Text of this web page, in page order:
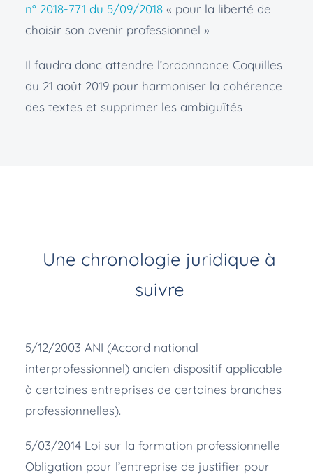
n° 2018-771 du 5/09/2018« pour la liberté de
choisir son avenir professionnel »
Il faudra donc attendre l’ordonnance Coquilles
du 21 août 2019 pour harmoniser la cohérence
des textes et supprimer les ambiguïtés
Une chronologie juridique à
suivre
5/12/2003 ANI (Accord national
interprofessionnel) ancien dispositif applicable
à certaines entreprises de certaines branches
professionnelles).
5/03/2014 Loi sur la formation professionnelle
Obligation pour l’entreprise de justifier pour